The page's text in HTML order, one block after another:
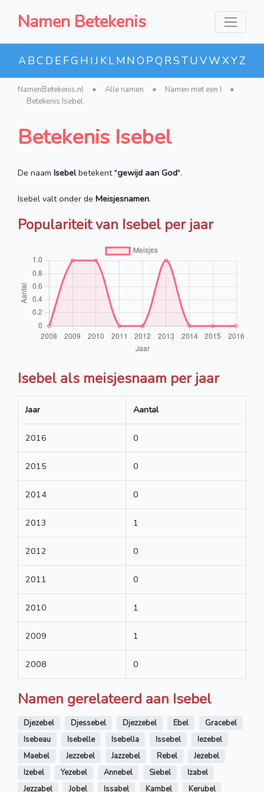
Namen Betekenis
ABC D E FG H IJ KLMNO PQ RSTUVWXYZ
NamenBetekenis.nl » Alle namen » Namen met een I
»
Betekenis Isebel
Betekenis Isebel
De naam Isebelbetekent "gewijd aan God".
Isebel valt onder de Meisjesnamen.
Populariteit van Isebel per jaar
Isebel als meisjesnaam per jaar
Jaar Aantal
2016 0
2015 0
2014 0
2013 1
2012 0
2011 0
2010 1
2009 1
2008 0
Namen gerelateerd aan Isebel
Djezebel Djessebel Djezzebel Ebel
Gracebel
Isebeau
Isebelle Isebella Issebel
Iezebel
Maebel
Jezzebel Jazzebel Rebel
Jezebel
Izebel
Yezebel Annebel Siebel
Izabel
Jezzabel
Jobel Issabel Kambel Kerubel